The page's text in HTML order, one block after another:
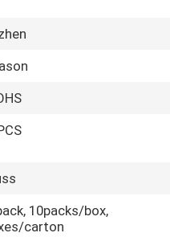
10packs/box,
carton